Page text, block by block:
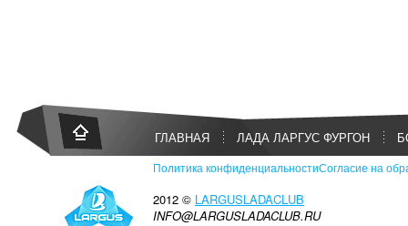
ГЛАВНАЯ ЛАДА ЛАРГУС ФУРГОН
Политика конфиденциальностиСогласие на
2012 © LARGUSLADACLUB
INFO@LARGUSLADACLUB.RU